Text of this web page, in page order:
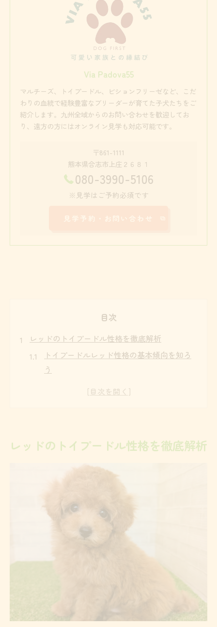
Via Padova55
マルチーズ、トイプードル、ビションフリーゼなど、こだ
わりの血統で経験豊富なブリーダーが育てた子犬たちをご
紹介します。九州全域からのお問い合わせを歓迎してお
り、遠方の方にはオンライン見学も対応可能です。
〒861-1111
熊本県合志市上庄２６８１
080-3990-5106
※見学はご予約必須です
目次
レッドのトイプードル性格を徹底解析
トイプードルレッド性格の基本傾向を知ろ
う
女の子と男の子で異なるレッドの性格特徴
個体差が大きいトイプードル性格の見極め
アプリコットとレッドの違いを知る
トイプードルレッドとアプリコットの性格
差
見た目と性格で比較するアプリコットとレ
トイプードルアプリコットの特徴と選び方
レッドからアプリコットへ変わる可能性と
傾向
レッドのトイプードル性格を徹底解析